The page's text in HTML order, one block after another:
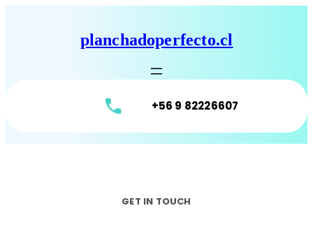
planchadoperfecto.cl
+56 9 82226607
GET IN TOUCH